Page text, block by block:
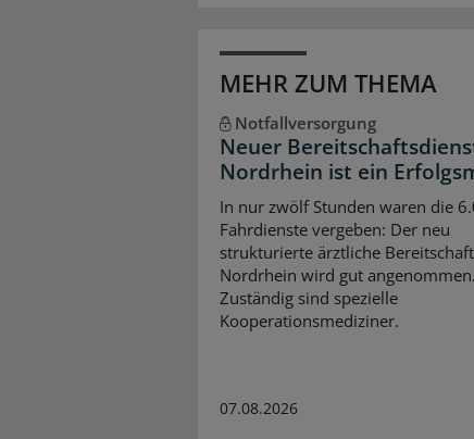
MEHR ZUM THEMA
Notfallversorgung
Neuer
Nordrhein ist ein
In nur zwölf Stunden waren die
Fahrdienste vergeben: Der neu
strukturierte ärztliche
Nordrhein wird gut angenommen.
Zuständig sind spezielle
Kooperationsmediziner.
07.08.2026